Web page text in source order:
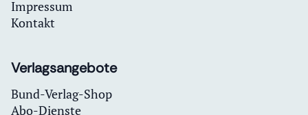
Impressum
Kontakt
Verlagsangebote
Bund-Verlag-Shop
Abo-Dienste